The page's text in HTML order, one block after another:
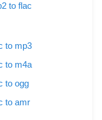
to flac
to mp3
to m4a
to ogg
to amr